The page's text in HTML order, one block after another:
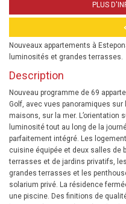
PLUS
Nouveaux appartements à
luminosités et grandes terrasses.
Description
Nouveau programme de 69
Golf, avec vues panoramiques
maisons, sur la mer. L’orientation
luminosité tout au long de la
parfaitement intégré. Les
cuisine équipée et deux salles de
terrasses et de jardins privatifs,
grandes terrasses et les
solarium privé. La résidence
une piscine. Des finitions de